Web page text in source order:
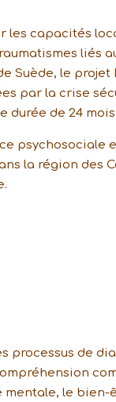
les capacités
liés
Suède, le
par la crise
durée de 24
psychosociale
la région des
de
mentale, le